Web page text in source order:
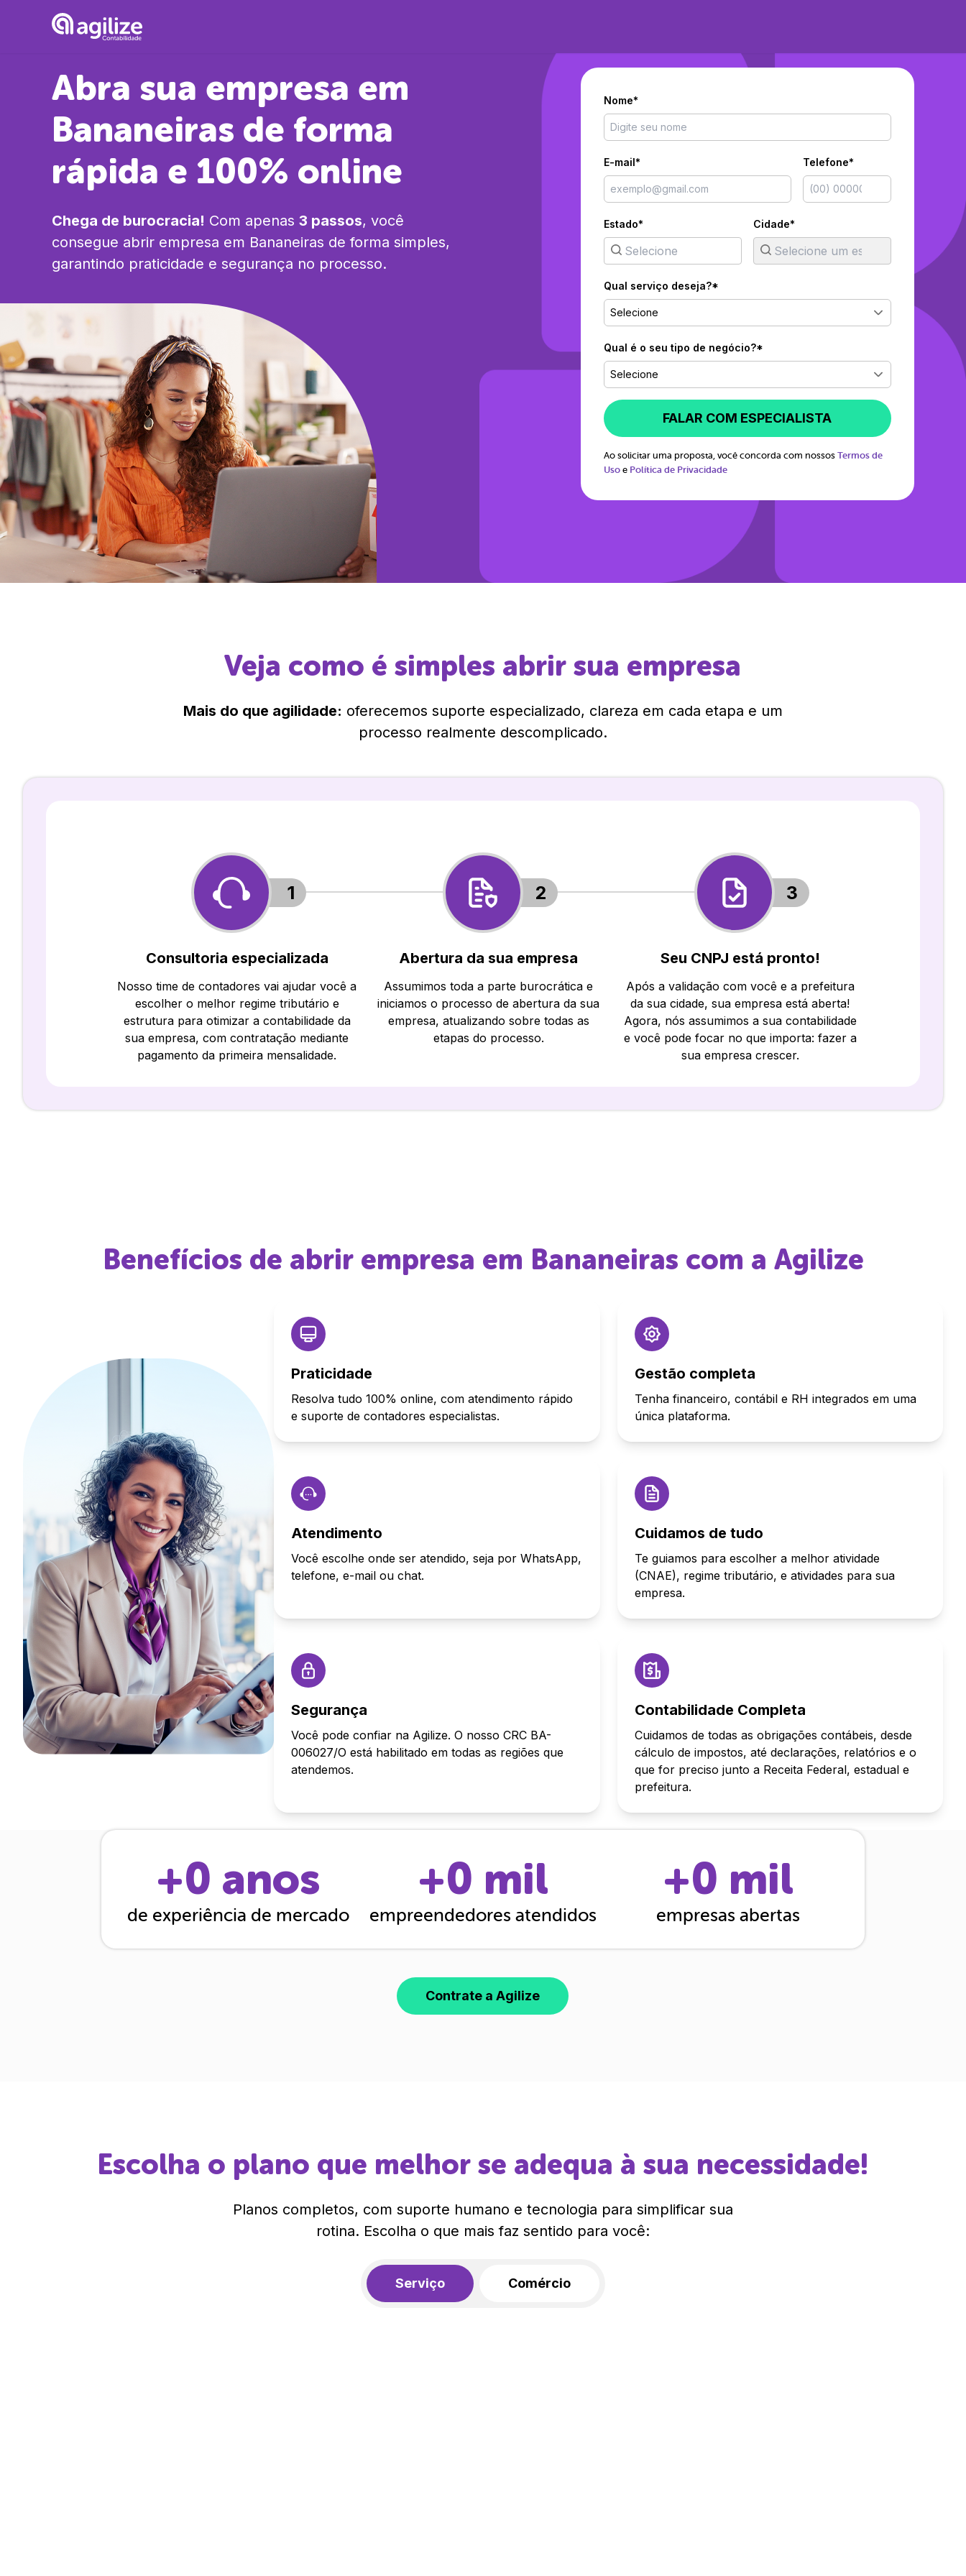
Abra sua empresa em
Bananeiras de forma
rápida e 100% online
Chega de burocracia! Com apenas 3 passos, você
consegue abrir empresa em Bananeiras de forma simples,
garantindo praticidade e segurança no processo.
Nome*
E-mail* Telefone*
Estado* Cidade*
Qual serviço deseja?*
Selecione
Qual é o seu tipo de negócio?*
Selecione
FALAR COM ESPECIALISTA
Ao solicitar uma proposta, você concorda com nossos Termos de
Uso e Política de Privacidade
Veja como é simples abrir sua empresa
Mais do que agilidade: oferecemos suporte especializado, clareza em cada etapa e um
processo realmente descomplicado.
1
Consultoria especializada
Nosso time de contadores vai ajudar você a
escolher o melhor regime tributário e
estrutura para otimizar a contabilidade da
sua empresa, com contratação mediante
pagamento da primeira mensalidade.
2
Abertura da sua empresa
Assumimos toda a parte burocrática e
iniciamos o processo de abertura da sua
empresa, atualizando sobre todas as
etapas do processo.
3
Seu CNPJ está pronto!
Após a validação com você e a prefeitura
da sua cidade, sua empresa está aberta!
Agora, nós assumimos a sua contabilidade
e você pode focar no que importa: fazer a
sua empresa crescer.
Benefícios de abrir empresa em Bananeiras com a Agilize
Praticidade
Resolva tudo 100% online, com atendimento rápido
e suporte de contadores especialistas.
Gestão completa
Tenha financeiro, contábil e RH integrados em uma
única plataforma.
Atendimento
Você escolhe onde ser atendido, seja por WhatsApp,
telefone, e-mail ou chat.
Cuidamos de tudo
Te guiamos para escolher a melhor atividade
(CNAE), regime tributário, e atividades para sua
empresa.
Segurança
Você pode confiar na Agilize. O nosso CRC BA-
006027/O está habilitado em todas as regiões que
atendemos.
Contabilidade Completa
Cuidamos de todas as obrigações contábeis, desde
cálculo de impostos, até declarações, relatórios e o
que for preciso junto a Receita Federal, estadual e
prefeitura.
+0 anos
de experiência de mercado
+0 mil
empreendedores atendidos
+0 mil
empresas abertas
Contrate a Agilize
Escolha o plano que melhor se adequa à sua necessidade!
Planos completos, com suporte humano e tecnologia para simplificar sua
rotina. Escolha o que mais faz sentido para você:
Serviço Comércio